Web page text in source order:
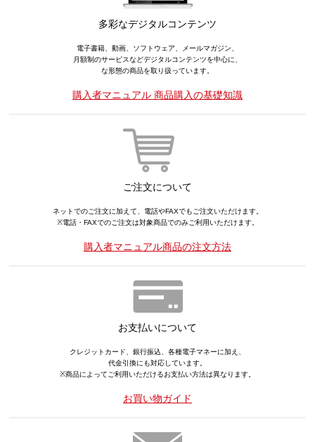
多彩なデジタルコンテンツ
電子書籍、動画、ソフトウェア、メールマガジン、
月額制のサービスなどデジタルコンテンツを中心に、
な形態の商品を取り扱っています。
購入者マニュアル 商品購入の基礎知識
ご注文について
ネットでのご注文に加えて、電話やFAXでもご注文いただけます。
※電話・FAXでのご注文は対象商品でのみご利用いただけます。
購入者マニュアル商品の注文方法
お支払いについて
クレジットカード、銀行振込、各種電子マネーに加え、
代金引換にも対応しています。
※商品によってご利用いただけるお支払い方法は異なります。
お買い物ガイド